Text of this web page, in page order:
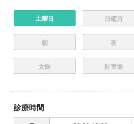
土曜日 日曜日
朝 夜
女医 駐車場
診療時間